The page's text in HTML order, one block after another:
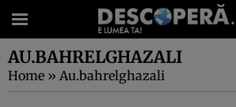
AU.BAHRELGHAZALI
Home » Au.bahrelghazali